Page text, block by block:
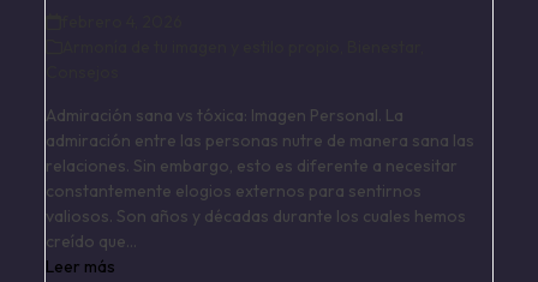
Admiración sana vs tóxica: Imagen Personal. La
admiración entre las personas nutre de manera sana las
relaciones. Sin embargo, esto es diferente a necesitar
constantemente elogios externos para sentirnos
valiosos. Son años y décadas durante los cuales hemos
creído que…
Leer más